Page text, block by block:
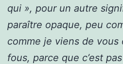
qui », pour un autre
paraître opaque, peu
comme je viens de vous
fous, parce que c’est